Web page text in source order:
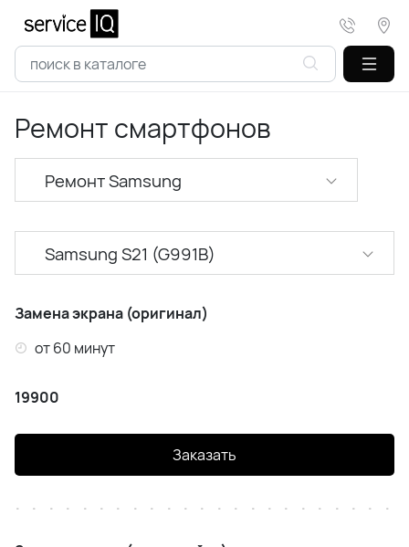
Ремонт смартфонов
Ремонт Realme
Ремонт Samsung
Ремонт Huawei
Ремонт Honor
Ремонт Infinix
Samsung A53 (A536)
Samsung A55 (A556)
Samsung A56 (A566)
Samsung A57 (A576)
Samsung S21 (G991B)
Замена экрана (оригинал)
от 60 минут
19900
Заказать